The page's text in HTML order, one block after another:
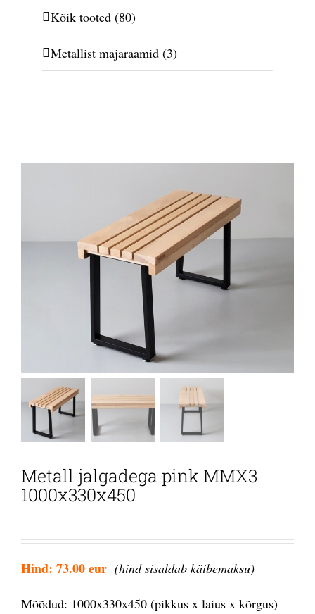
Metall jalgadega pink MMX3
1000x330x450
Hind: 73.00 eur (hind sisaldab käibemaksu)
Mõõdud: 1000x330x450 (pikkus x laius x kõrgus)
Kõik tooted (80)
Metallist majaraamid (3)